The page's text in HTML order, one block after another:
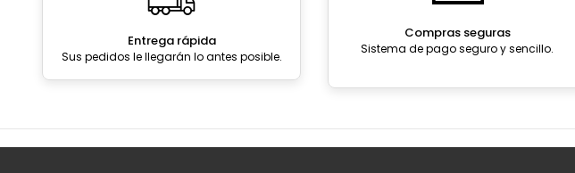
Entrega rápida
Sus pedidos le llegarán lo antes posible.
Compras seguras
Sistema de pago seguro y sencillo.